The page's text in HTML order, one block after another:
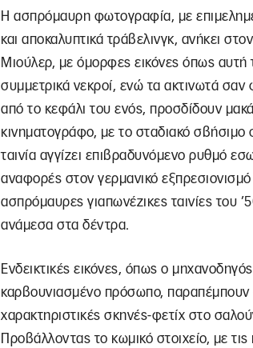
Η ασπρόμαυρη φωτογραφία, με
και αποκαλυπτικά τράβελινγκ, ανήκει
Μιούλερ, με όμορφες εικόνες όπως
συμμετρικά νεκροί, ενώ τα ακτινωτά
από το κεφάλι του ενός, προσδίδουν
κινηματογράφο, με το σταδιακό σβήσιμο
ταινία αγγίζει επιβραδυνόμενο ρυθμό
αναφορές στον γερμανικό
ασπρόμαυρες γιαπωνέζικες ταινίες του
ανάμεσα στα δέντρα.
Ενδεικτικές εικόνες, όπως ο
καρβουνιασμένο πρόσωπο, παραπέμπουν
χαρακτηριστικές σκηνές-φετίχ στο
Προβάλλοντας το κωμικό στοιχείο, με